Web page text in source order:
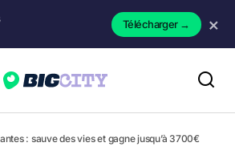
Télécharger→ ×
: sauve des vies et gagne jusqu’à 3700€